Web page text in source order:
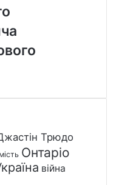
Трюдо
Онтаріо
війна